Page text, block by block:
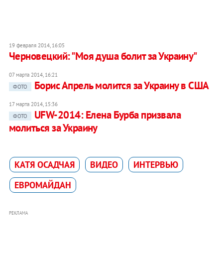
19 февраля 2014, 16:05
Черновецкий: "Моя душа болит за Украину"
07 марта 2014, 16:21
ФОТО
Борис Апрель молится за Украину в США
17 марта 2014, 15:36
ФОТО
UFW-2014: Елена Бурба призвала
молиться за Украину
КАТЯ ОСАДЧАЯ ВИДЕО
ИНТЕРВЬЮ
ЕВРОМАЙДАН
РЕКЛАМА